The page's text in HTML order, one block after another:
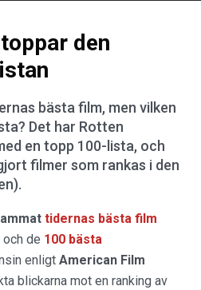
den
bästa film, men vilken
Det har Rotten
en topp 100-lista, och
filmer som rankas i den
tidernas bästa film
och de 100 bästa
enligt American Film
blickarna mot en ranking av